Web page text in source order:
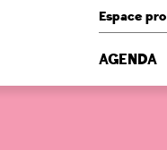
Espace pro
AGENDA